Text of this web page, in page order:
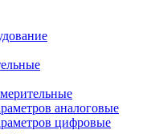
аналоговые
цифровые